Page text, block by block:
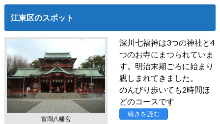
江東区のスポット
富岡八幡宮
深川七福神は3つの神社と4
つのお寺にまつられていま
す。明治末期ごろに始まり
親しまれてきました。
のんびり歩いても2時間ほ
どのコースです
続きを読む